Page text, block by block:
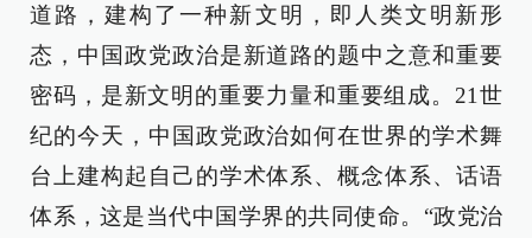
道路，建构了一种新文明，即人类文明新形
态，中国政党政治是新道路的题中之意和重要
密码，是新文明的重要力量和重要组成。21世
纪的今天，中国政党政治如何在世界的学术舞
台上建构起自己的学术体系、概念体系、话语
体系，这是当代中国学界的共同使命。“政党治